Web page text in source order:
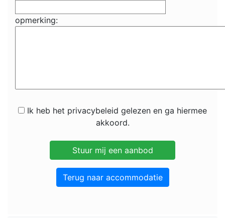
opmerking:
Ik heb het privacybeleid gelezen en ga hiermee
akkoord.
Terug naar accommodatie